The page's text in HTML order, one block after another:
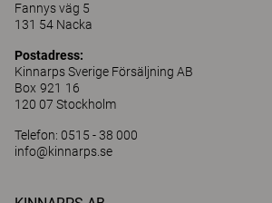
Fannys väg 5
131 54 Nacka
Postadress:
Kinnarps Sverige Försäljning AB
Box 921 16
120 07 Stockholm
Telefon: 0515 - 38 000
info@kinnarps.se